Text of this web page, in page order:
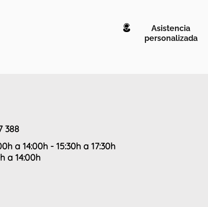
Asistencia
personalizada
388
a 14:00h - 15:30h a 17:30h
a 14:00h